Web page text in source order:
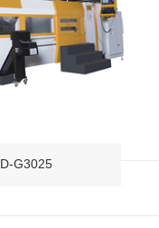
D-G3025